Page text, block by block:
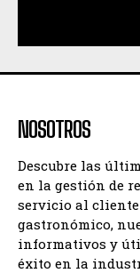
NOSOTROS
Descubre las
en la gestión de
servicio al
gastronómico,
informativos y
éxito en la